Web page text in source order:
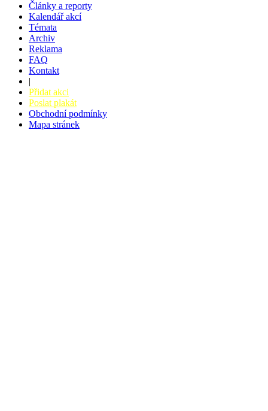
Články a reporty
Kalendář akcí
Témata
Archiv
Reklama
FAQ
Kontakt
|
Přidat akci
Poslat plakát
Obchodní podmínky
Mapa stránek